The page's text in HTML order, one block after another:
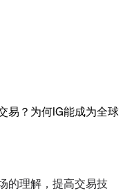
易？为何IG能成为全球
的理解，提高交易技